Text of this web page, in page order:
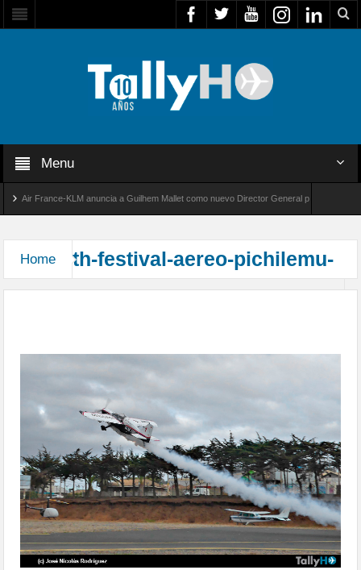
Menu
Air France-KLM anuncia a Guilhem Mallet como nuevo Director General para América
Home th-festival-aereo-pichilemu-
2025-12